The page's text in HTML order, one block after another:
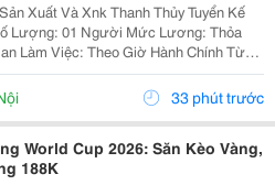
Xuất Và Xnk Thanh Thủy Tuyển Kế
Hợp Đồng
Lương Nhân Viên, Hợp...
33 phút trước
World Cup 2026: Săn Kèo Vàng,
188K